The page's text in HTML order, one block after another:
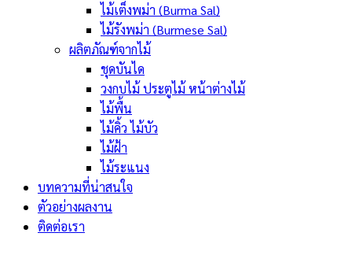
ไม้เต็งพม่า (Burma Sal)
ไม้รังพม่า (Burmese Sal)
ผลิตภัณฑ์จากไม้
ชุดบันได
วงกบไม้ ประตูไม้ หน้าต่างไม้
ไม้พื้น
ไม้คิ้ว ไม้บัว
ไม้ฝ้า
ไม้ระแนง
บทความที่น่าสนใจ
ตัวอย่างผลงาน
ติดต่อเรา